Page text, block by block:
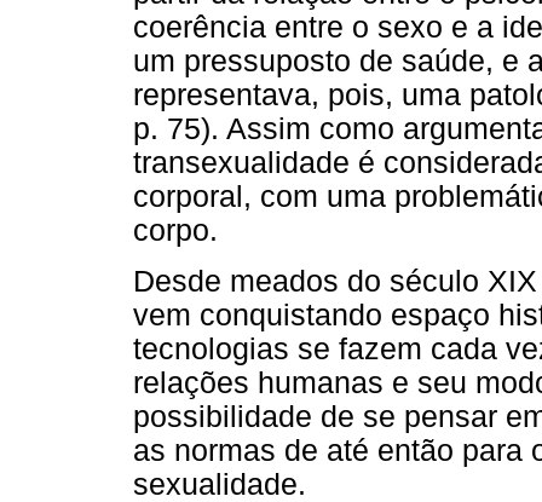
coerência entre o sexo e a
um pressuposto de saúde, e
representava, pois, uma
p. 75). Assim como
transexualidade é
corporal, com uma
corpo.
Desde meados do século
vem conquistando espaço
tecnologias se fazem cada
relações humanas e seu
possibilidade de se pensar
as normas de até então para
sexualidade.